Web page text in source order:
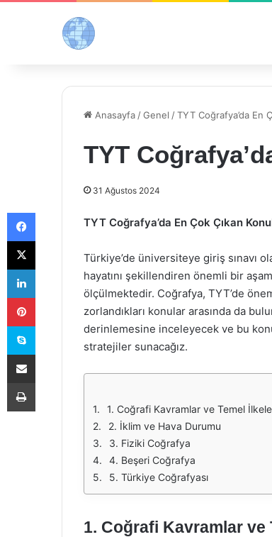
Anasayfa /Genel /TYT Coğrafya’da En
TYT
31 Ağustos 2024
TYT Coğrafya’da En Çok Çıkan
Türkiye’de üniversiteye giriş sınavı
hayatını şekillendiren önemli bir
ölçülmektedir. Coğrafya, TYT’de
zorlandıkları konular arasında da
derinlemesine inceleyecek ve bu
stratejiler sunacağız.
1. Coğrafi Kavramlar ve Temel
2. İklim ve Hava Durumu
3. Fiziki Coğrafya
4. Beşeri Coğrafya
5. Türkiye Coğrafyası
1. Coğrafi Kavramlar ve
Facebook
X
LinkedIn
Pinterest
Skype
E-Posta ile paylaş